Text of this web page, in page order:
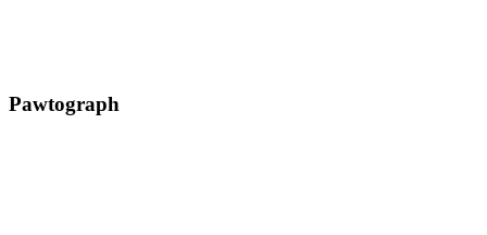
Pawtograph